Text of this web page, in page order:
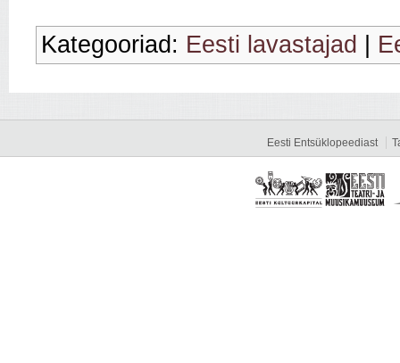
Kategooriad: Eesti lavastajad
Eesti Entsüklopeediast